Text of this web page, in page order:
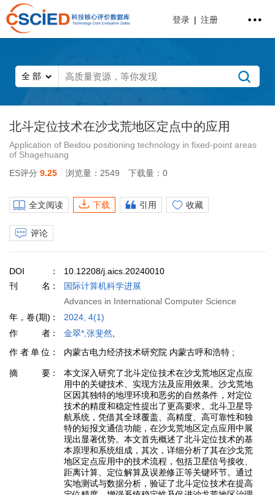
登录 | 注册
北斗定位技术在沙戈荒地区定点中的应用
Application of Beidou positioning technology in fixed-point areas
of Shagehuang
ES评分 9.25 浏览量：2549 下载量：0
全文阅读 下载 引用 收藏
评论
DOI
10.12208/j.aics.20240010
刊名
国际计算机科学进展
Advances in International Computer Science
年，卷(期)
2024, 4(1)
作者
金翠*,张斐然
作者单位
内蒙古电力经济技术研究院 内蒙古呼和浩特 ;
摘要
本文深入研究了北斗定位技术在沙戈荒地区定点应
用中的关键技术、实现方法及应用效果。沙戈荒地
区因其独特的地理环境和恶劣的自然条件，对定位
技术的精度和稳定性提出了更高要求。北斗卫星导
航系统，凭借其全球覆盖、高精度、高可靠性和独
特的短报文通信功能，在沙戈荒地区定点应用中展
现出显著优势。本文首先概述了北斗定位技术的基
本原理和系统组成，其次，详细分析了其在沙戈荒
地区定点应用中的技术流程，包括卫星信号接收、
距离计算、定位解算及误差修正等关键环节。通过
实地测试与数据分析，验证了北斗定位技术在提高